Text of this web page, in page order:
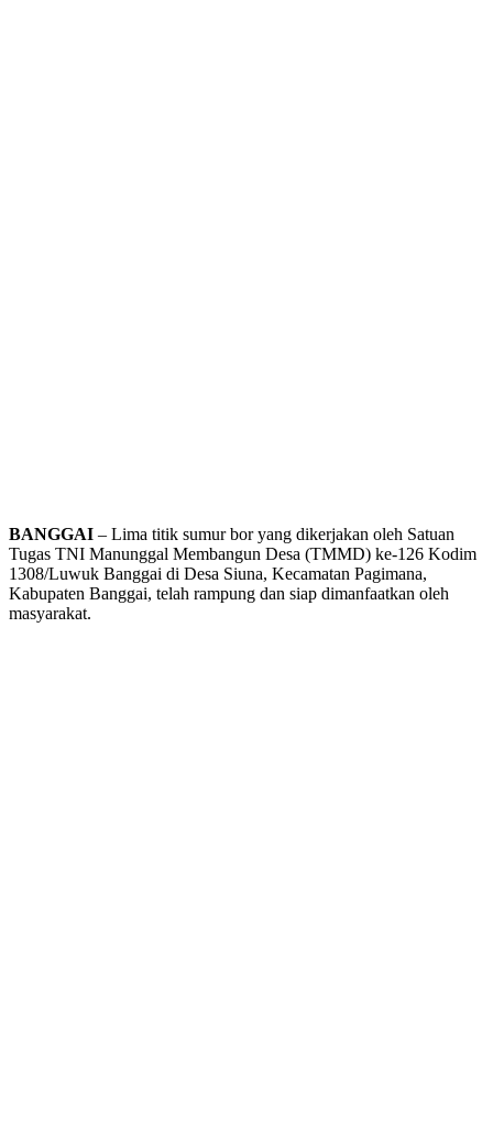
BANGGAI – Lima titik sumur bor yang dikerjakan oleh Satuan
Tugas TNI Manunggal Membangun Desa (TMMD) ke-126 Kodim
1308/Luwuk Banggai di Desa Siuna, Kecamatan Pagimana,
Kabupaten Banggai, telah rampung dan siap dimanfaatkan oleh
masyarakat.